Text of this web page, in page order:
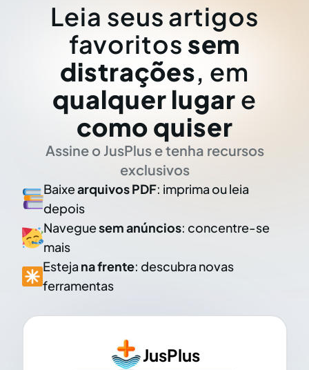
Leia seus artigos
favoritos sem
distrações, em
qualquer lugar e
como quiser
Assine o JusPlus e tenha recursos
exclusivos
Baixearquivos PDF: imprima ou leia
depois
Naveguesem anúncios: concentre-se
mais
Esteja na frente: descubra novas
ferramentas
JusPlus